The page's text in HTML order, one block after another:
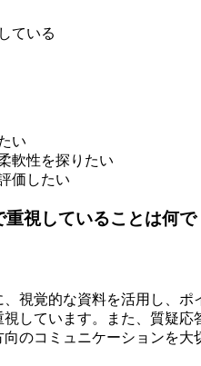
ている
い
軟性を探りたい
価したい
視していることは何で
視覚的な資料を活用し、ポ
しています。また、質疑応
のコミュニケーションを大